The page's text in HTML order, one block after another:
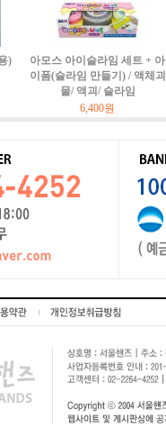
)
아모스 아이슬라임 세트 + 아
이폼(슬라임 만들기) / 액체괴
물/ 액괴/ 슬라임
6,400원